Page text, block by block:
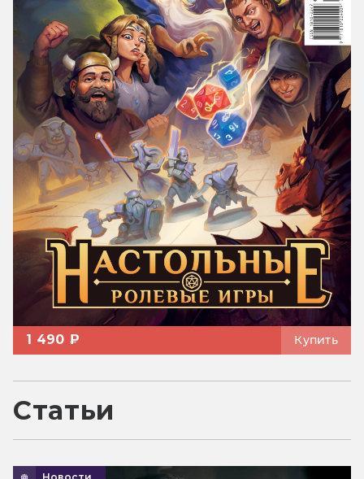
1 490 ₽ Купить
Статьи